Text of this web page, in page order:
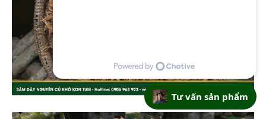
Tư vấn sản phẩm